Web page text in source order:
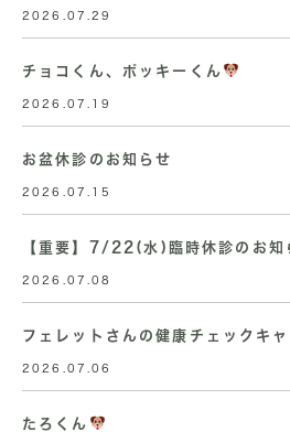
2026.07.29
チョコくん、ポッキーくん
2026.07.19
お盆休診のお知らせ
2026.07.15
【重要】7/22(水)臨時休診のお知
2026.07.08
フェレットさんの健康チェックキ
2026.07.06
たろくん